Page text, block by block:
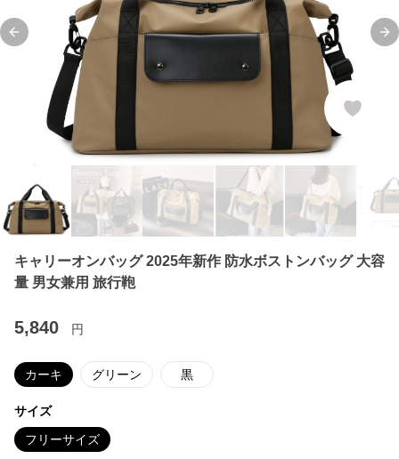
Previous slide
キャリーオンバッグ 2025年新作 防水ボストンバッグ 大容
量 男女兼用 旅行鞄
5,840 円
カーキ グリーン 黒
サイズ
フリーサイズ